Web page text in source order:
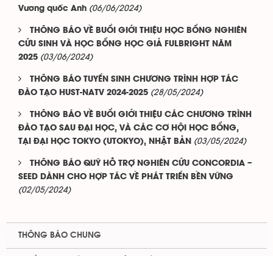
Vương quốc Anh (06/06/2024)
THÔNG BÁO VỀ BUỔI GIỚI THIỆU HỌC BỔNG NGHIÊN
CỨU SINH VÀ HỌC BỔNG HỌC GIẢ FULBRIGHT NĂM
2025 (03/06/2024)
THÔNG BÁO TUYỂN SINH CHƯƠNG TRÌNH HỢP TÁC
ĐÀO TẠO HUST-NATV 2024-2025 (28/05/2024)
THÔNG BÁO VỀ BUỔI GIỚI THIỆU CÁC CHƯƠNG TRÌNH
ĐÀO TẠO SAU ĐẠI HỌC, VÀ CÁC CƠ HỘI HỌC BỔNG,
TẠI ĐẠI HỌC TOKYO (UTOKYO), NHẬT BẢN
(03/05/2024)
THÔNG BÁO QUỸ HỖ TRỢ NGHIÊN CỨU CONCORDIA –
SEED DÀNH CHO HỢP TÁC VỀ PHÁT TRIỂN BỀN VỮNG
(02/05/2024)
THÔNG BÁO CHUNG